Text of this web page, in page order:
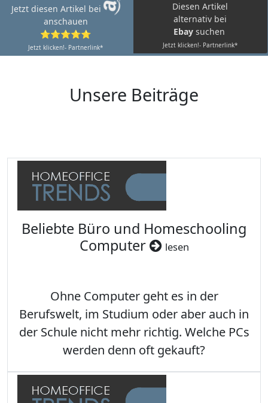
Jetzt diesen Artikel bei
anschauen
⭐⭐⭐⭐⭐
Jetzt klicken!- Partnerlink*
Diesen Artikel
alternativ bei
Ebay suchen
Jetzt klicken!- Partnerlink*
Unsere Beiträge
Beliebte Büro und Homeschooling
Computer
lesen
Ohne Computer geht es in der
Berufswelt, im Studium oder aber auch in
der Schule nicht mehr richtig. Welche PCs
werden denn oft gekauft?